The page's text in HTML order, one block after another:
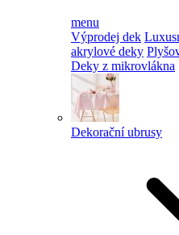
menu
Výprodej dek
akrylové deky
Deky z mikrovlákna
Dekorační ubrusy